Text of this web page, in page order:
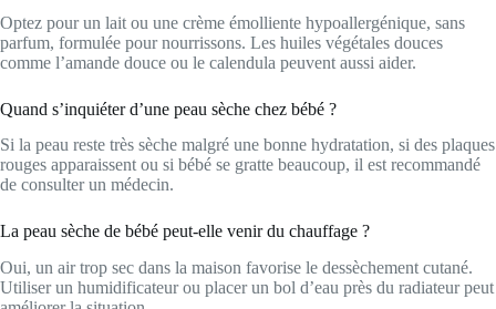
Optez pour un lait ou une crème émolliente hypoallergénique, sans
parfum, formulée pour nourrissons. Les huiles végétales douces
comme l’amande douce ou le calendula peuvent aussi aider.
Quand s’inquiéter d’une peau sèche chez bébé ?
Si la peau reste très sèche malgré une bonne hydratation, si des plaques
rouges apparaissent ou si bébé se gratte beaucoup, il est recommandé
de consulter un médecin.
La peau sèche de bébé peut-elle venir du chauffage ?
Oui, un air trop sec dans la maison favorise le dessèchement cutané.
Utiliser un humidificateur ou placer un bol d’eau près du radiateur peut